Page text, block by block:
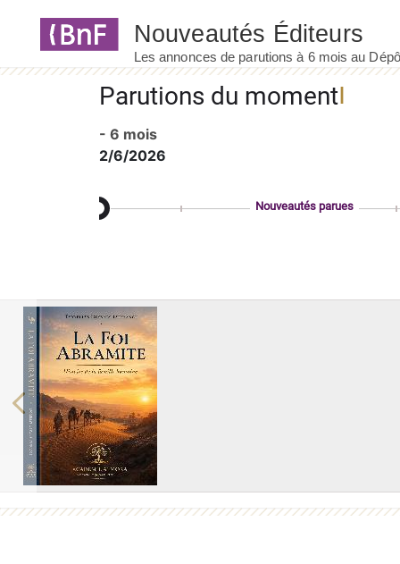
Parutions du moment
- 6 mois
2/6/2026
Nouveautés parues
Previous